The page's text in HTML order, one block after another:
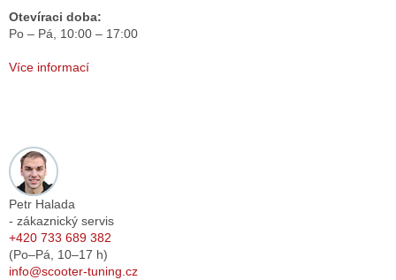
Otevíraci doba:
Po – Pá, 10:00 – 17:00
Více informací
Petr Halada
- zákaznický servis
+420 733 689 382
(Po–Pá, 10–17 h)
info@scooter-tuning.cz